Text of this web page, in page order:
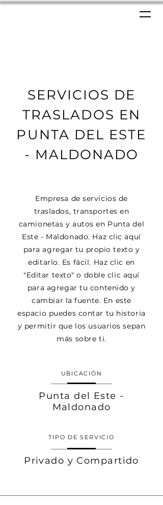
SERVICIOS DE
TRASLADOS EN
PUNTA DEL ESTE
- MALDONADO
Empresa de servicios de
traslados, transportes en
camionetas y autos en Punta del
Este - Maldonado. Haz clic aquí
para agregar tu propio texto y
editarlo. Es fácil. Haz clic en
"Editar texto" o doble clic aquí
para agregar tu contenido y
cambiar la fuente. En este
espacio puedes contar tu historia
y permitir que los usuarios sepan
más sobre ti.
UBICACIÓN
Punta del Este -
Maldonado
TIPO DE SERVICIO
Privado y Compartido